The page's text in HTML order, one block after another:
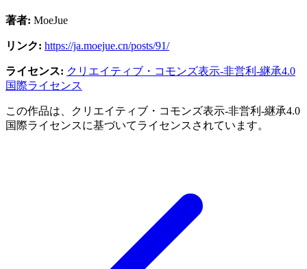
著者: MoeJue
リンク: https://ja.moejue.cn/posts/91/
ライセンス: クリエイティブ・コモンズ表示-非営利-継承4.0
国際ライセンス
この作品は、クリエイティブ・コモンズ表示-非営利-継承4.0
国際ライセンスに基づいてライセンスされています。